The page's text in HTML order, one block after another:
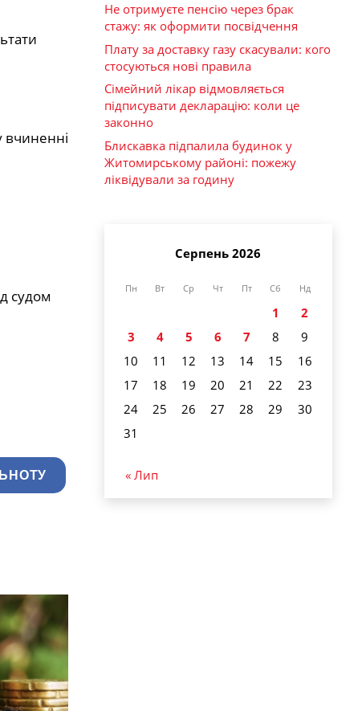
вчиненні
Не отримуєте пенсію через брак
стажу: як оформити посвідчення
Плату за доставку газу скасували: кого
стосуються нові правила
Сімейний лікар відмовляється
підписувати декларацію: коли це
законно
Блискавка підпалила будинок у
Житомирському районі: пожежу
ліквідували за годину
Серпень 2026
Пн Вт Ср Чт Пт Сб Нд
1
2
3
4 5 6 7 8
9
10
11 12 13 14 15
16
17
18 19 20 21 22
23
24
25 26 27 28 29
30
31
« Лип